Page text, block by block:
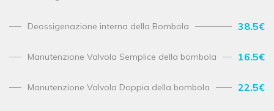
Deossigenazione interna della Bombola 38.5€
Manutenzione Valvola Semplice della bombola 16.5€
Manutenzione Valvola Doppia della bombola 22.5€